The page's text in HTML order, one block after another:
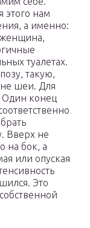
этого нам
а именно:
туалетах.
такую,
шеи. Для
Один конец
Вверх не
на бок, а
или опуская
Это